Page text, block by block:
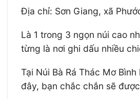
Địa chỉ: Sơn Giang, xã
Là 1 trong 3 ngọn núi cao
từng là nơi ghi dấu nhiều
Tại Núi Bà Rá Thác Mơ
đây, bạn chắc chắn sẽ